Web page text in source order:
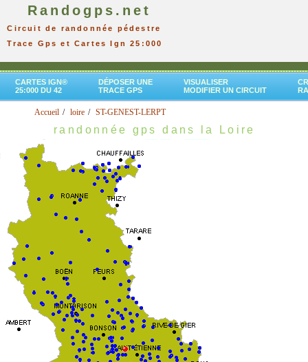
Randogps.net
Circuit de randonnée pédestre
Trace Gps et Cartes Ign 25:000
CARTES IGN®
25:000 DU 42
DÉPOSER UNE
TRACE GPS
VISUALISER
MODIFIER UN CIRCUIT
Accueil loire ST-GENEST-LERPT
randonnée gps dans la Loire